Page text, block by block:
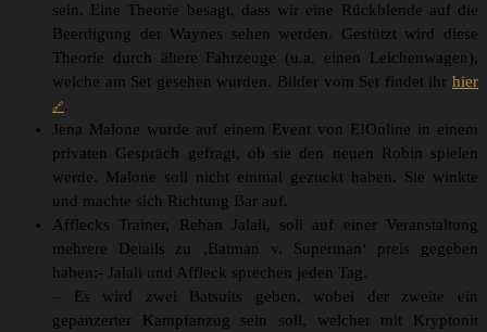
sein. Eine Theorie besagt, dass wir eine Rückblende auf die
Beerdigung der Waynes sehen werden. Gestützt wird diese
Theorie durch ältere Fahrzeuge (u.a. einen Leichenwagen),
welche am Set gesehen wurden. Bilder vom Set findet ihr hier
.
Jena Malone wurde auf einem Event von E!Online in einem
privaten Gespräch gefragt, ob sie den neuen Robin spielen
werde. Malone soll nicht einmal gezuckt haben. Sie winkte
und machte sich Richtung Bar auf.
Afflecks Trainer, Rehan Jalali, soll auf einer Veranstaltung
mehrere Details zu ‚Batman v. Superman‘ preis gegeben
haben:- Jalali und Affleck sprechen jeden Tag.
– Es wird zwei Batsuits geben, wobei der zweite ein
gepanzerter Kampfanzug sein soll, welcher mit Kryptonit